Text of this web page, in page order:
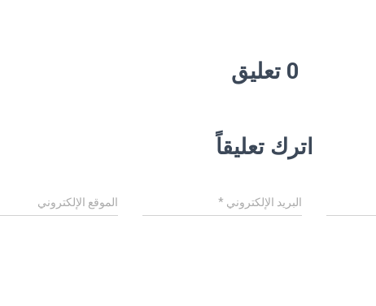
0 تعليق
اترك تعليقاً
البريد الإلكتروني * الموقع الإلكتروني